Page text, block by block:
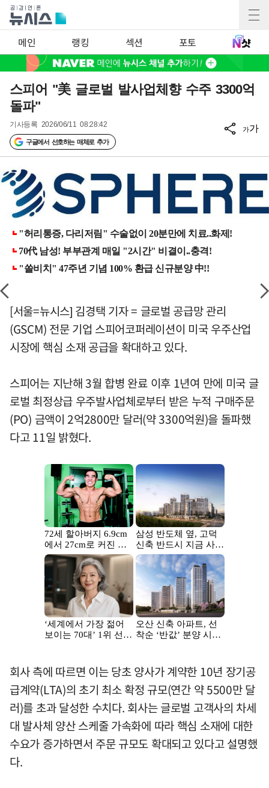
메인 랭킹 섹션 포토
스피어 "美 글로벌 발사업체향 수주 3300억
돌파"
기사등록 2026/06/11 08:28:42
구글에서 선호하는 매체로 추가
가가
[서울=뉴시스] 김경택 기자 = 글로벌 공급망 관리
(GSCM) 전문 기업 스피어코퍼레이션이 미국 우주산업
시장에 핵심 소재 공급을 확대하고 있다.
스피어는 지난해 3월 합병 완료 이후 1년여 만에 미국 글
로벌 최정상급 우주발사업체로부터 받은 누적 구매주문
(PO) 금액이 2억2800만 달러(약 3300억원)을 돌파했
다고 11일 밝혔다.
회사 측에 따르면 이는 당초 양사가 계약한 10년 장기공
급계약(LTA)의 초기 최소 확정 규모(연간 약 5500만 달
러)를 초과 달성한 수치다. 회사는 글로벌 고객사의 차세
대 발사체 양산 스케줄 가속화에 따라 핵심 소재에 대한
수요가 증가하면서 주문 규모도 확대되고 있다고 설명했
다.